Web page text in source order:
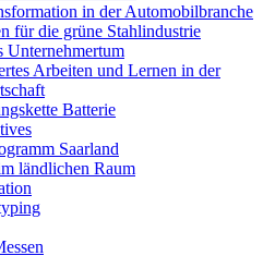
in der Automobilbranche
für die grüne Stahlindustrie
Unternehmertum
Arbeiten und Lernen in der
Batterie
Saarland
ländlichen Raum